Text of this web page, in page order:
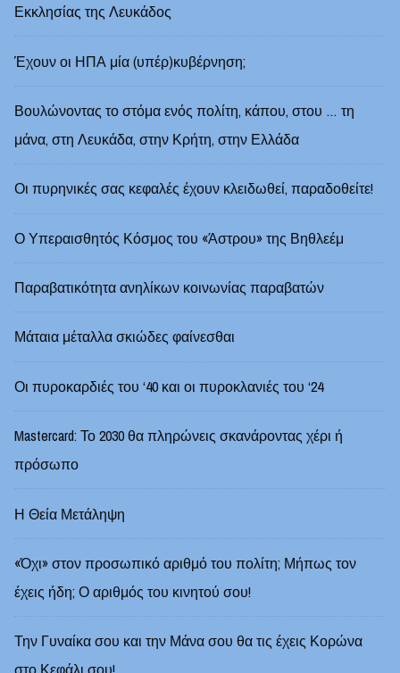
Εκκλησίας της Λευκάδος
Έχουν οι ΗΠΑ μία (υπέρ)κυβέρνηση;
Βουλώνοντας το στόμα ενός πολίτη, κάπου, στου … τη
μάνα, στη Λευκάδα, στην Κρήτη, στην Ελλάδα
Οι πυρηνικές σας κεφαλές έχουν κλειδωθεί, παραδοθείτε!
Ο Υπεραισθητός Κόσμος του «Άστρου» της Βηθλεέμ
Παραβατικότητα ανηλίκων κοινωνίας παραβατών
Μάταια μέταλλα σκιώδες φαίνεσθαι
Οι πυροκαρδιές του ‘40 και οι πυροκλανιές του ‘24
Mastercard: Το 2030 θα πληρώνεις σκανάροντας χέρι ή
πρόσωπο
Η Θεία Μετάληψη
«Όχι» στον προσωπικό αριθμό του πολίτη; Μήπως τον
έχεις ήδη; Ο αριθμός του κινητού σου!
Την Γυναίκα σου και την Μάνα σου θα τις έχεις Κορώνα